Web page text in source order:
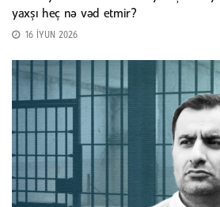
yaxşı heç nə vəd etmir?
16 İYUN 2026